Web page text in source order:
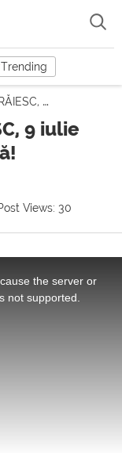
Trending
i să plătească!
9 iulie
Views: 30
the server or
not supported.